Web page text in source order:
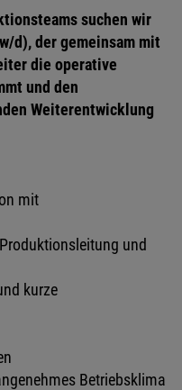
suchen wir
d), der gemeinsam mit
die operative
und den
Weiterentwicklung
mit
und
kurze
Betriebsklima